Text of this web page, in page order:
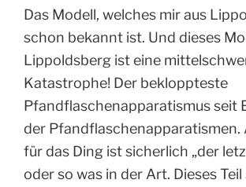
Das Modell, welches mir aus
schon bekannt ist. Und dieses
Lippoldsberg ist eine
Katastrophe! Der bekloppteste
Pfandflaschenapparatismus seit
der Pfandflaschenapparatismen.
für das Ding ist sicherlich „der
oder so was in der Art. Dieses